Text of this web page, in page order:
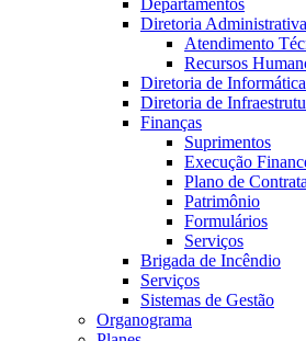
Departamentos
Diretoria Administrativa
Atendimento
Recursos
Diretoria de Informática
Diretoria de
Finanças
Suprimentos
Execução
Plano de
Patrimônio
Formulários
Serviços
Brigada de Incêndio
Serviços
Sistemas de Gestão
Organograma